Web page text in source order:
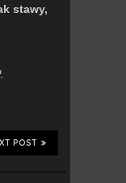
stawy,
POST